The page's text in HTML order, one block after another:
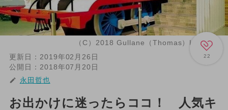
（C）2018 Gullane（Thomas）Limited.
22
更新日： 2019年02月26日
公開日： 2018年07月20日
永田哲也
お出かけに迷ったらココ！ 人気キ